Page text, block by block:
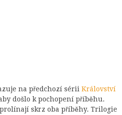
na předchozí sérii Království
došlo k pochopení příběhu.
skrz oba příběhy. Trilogie